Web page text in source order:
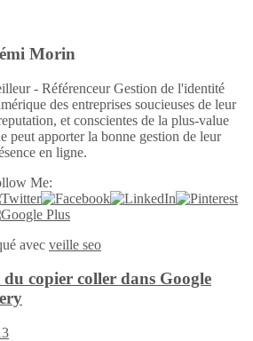
Morin
- Référenceur Gestion de l'identité
des entreprises soucieuses de leur
et conscientes de la plus-value
peut apporter la bonne gestion de leur
en ligne.
Me:
avec veille seo
du copier coller dans Google